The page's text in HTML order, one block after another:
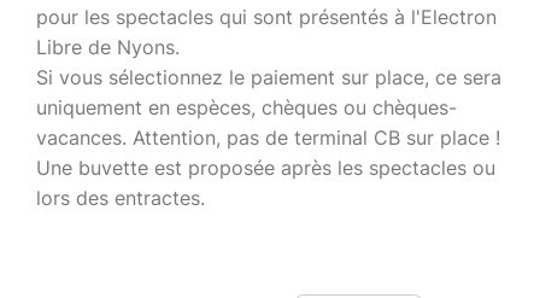
pour les spectacles qui sont présentés à l'Electron
Libre de Nyons.
Si vous sélectionnez le paiement sur place, ce sera
uniquement en espèces, chèques ou chèques-
vacances. Attention, pas de terminal CB sur place !
Une buvette est proposée après les spectacles ou
lors des entractes.